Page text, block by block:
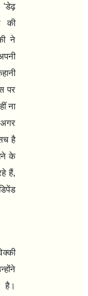
'डेढ़
की
ने
पर
ना
है
के
हैं,
है।